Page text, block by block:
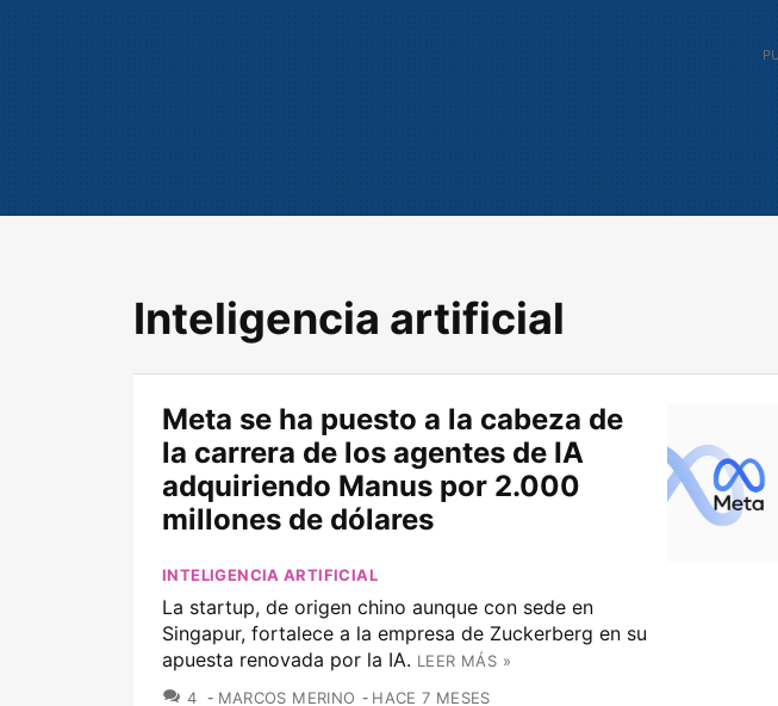
Inteligencia artificial
Meta se ha puesto a la cabeza de
la carrera de los agentes de IA
adquiriendo Manus por 2.000
millones de dólares
INTELIGENCIA ARTIFICIAL
La startup, de origen chino aunque con sede en
Singapur, fortalece a la empresa de Zuckerberg en su
apuesta renovada por la IA. LEER MÁS »
4 COMENTARIOS
MARCOS MERINO HACE 7 MESES